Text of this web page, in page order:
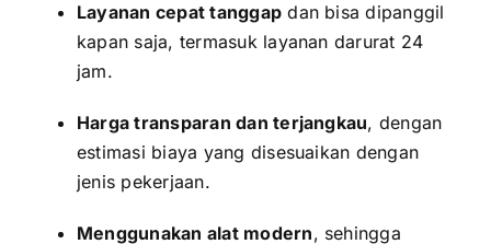
Layanan cepat tanggap dan bisa dipanggil
kapan saja, termasuk layanan darurat 24
jam.
Harga transparan dan terjangkau, dengan
estimasi biaya yang disesuaikan dengan
jenis pekerjaan.
Menggunakan alat modern, sehingga